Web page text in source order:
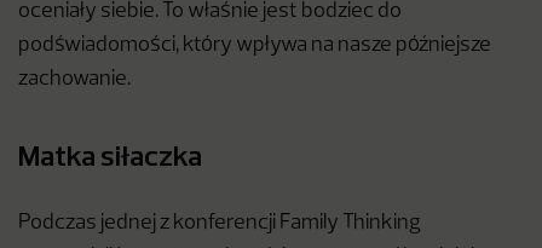
oceniały siebie. To właśnie jest bodziec do
podświadomości, który wpływa na nasze późniejsze
zachowanie.
Matka siłaczka
Podczas jednej z konferencji Family Thinking